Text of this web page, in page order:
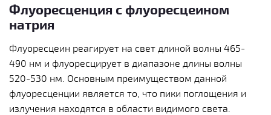
Флуоресценция с флуоресцеином
натрия
Флуоресцеин реагирует на свет длиной волны 465-
490 нм и флуоресцирует в диапазоне длины волны
520-530 нм. Основным преимуществом данной
флуоресценции является то, что пики поглощения и
излучения находятся в области видимого света.